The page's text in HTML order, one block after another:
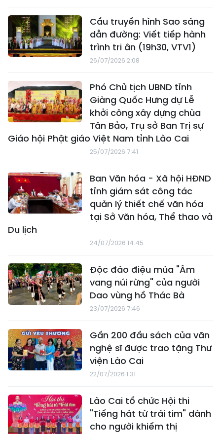
Cầu truyền hình Sao sáng
dẫn đường: Viết tiếp hành
trình tri ân (19h30, VTV1)
26/07/2026 2:08
Phó Chủ tịch UBND tỉnh
Giàng Quốc Hưng dự Lễ
khởi công xây dựng chùa
Tân Bảo, Trụ sở Ban Trị sự
Giáo hội Phật giáo Việt Nam tỉnh Lào Cai
25/07/2026 7:41
Ban Văn hóa - Xã hội HĐND
tỉnh giám sát công tác
quản lý thiết chế văn hóa
tại Sở Văn hóa, Thể thao và
Du lịch
24/07/2026 14:45
Độc đáo điệu múa "Âm
vang núi rừng" của người
Dao vùng hồ Thác Bà
23/07/2026 7:46
Gần 200 đầu sách của văn
nghệ sĩ được trao tặng Thư
viện Lào Cai
22/07/2026 1:31
Lào Cai tổ chức Hội thi
"Tiếng hát từ trái tim" dành
cho người khiếm thị